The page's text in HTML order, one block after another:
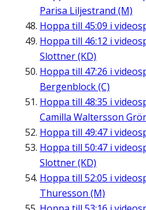
Parisa Liljestrand (M)
Hoppa till 45:09 i
Hoppa till 46:12 i
Slottner (KD)
Hoppa till 47:26 i
Bergenblock (C)
Hoppa till 48:35 i
Camilla Waltersson
Hoppa till 49:47 i
Hoppa till 50:47 i
Slottner (KD)
Hoppa till 52:05 i
Thuresson (M)